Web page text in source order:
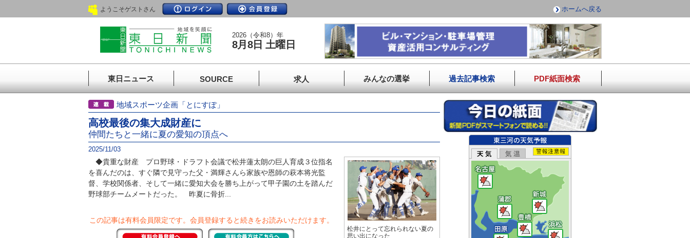
ようこそゲストさん ホームへ戻る
2026（令和8）年
8月8日 土曜日
東日ニュース SOURCE 求人 みんなの選挙 過去記事検索 PDF紙面検索
地域スポーツ企画「とにすぽ」
高校最後の集大成財産に
仲間たちと一緒に夏の愛知の頂点へ
2025/11/03
◆貴重な財産 プロ野球・ドラフト会議で松井蓮太朗の巨人育成３位指名
を喜んだのは、すぐ隣で見守った父・満輝さんら家族や恩師の萩本将光監
督、学校関係者、そして一緒に愛知大会を勝ち上がって甲子園の土を踏んだ
野球部チームメートだった。 昨夏に骨折...
この記事は有料会員限定です。 会員登録すると続きをお読みいただけます。
松井にとって忘れられない夏の
思い出になった